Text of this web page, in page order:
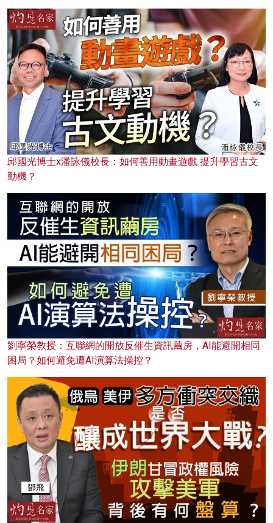
邱國光博士x潘詠儀校長：如何善用動畫遊戲 提升學習古文
動機？
劉寧榮教授：互聯網的開放反催生資訊繭房，AI能避開相同
困局？如何避免遭AI演算法操控？